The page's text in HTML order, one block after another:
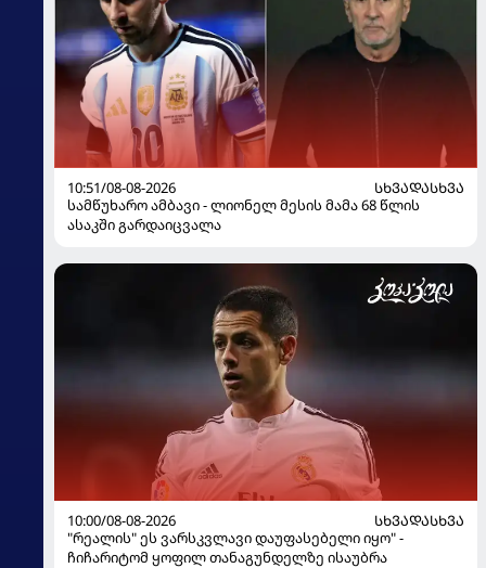
10:51/08-08-2026
ᲡᲮᲕᲐᲓᲐᲡᲮᲕᲐ
სამწუხარო ამბავი - ლიონელ მესის მამა 68 წლის
ასაკში გარდაიცვალა
10:00/08-08-2026
ᲡᲮᲕᲐᲓᲐᲡᲮᲕᲐ
"რეალის" ეს ვარსკვლავი დაუფასებელი იყო" -
ჩიჩარიტომ ყოფილ თანაგუნდელზე ისაუბრა